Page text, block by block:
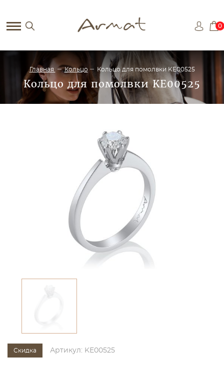
0
Главная Кольцо Кольцо для помолвки KE00525
Кольцо для помолвки KE00525
Скидка Артикул: KE00525